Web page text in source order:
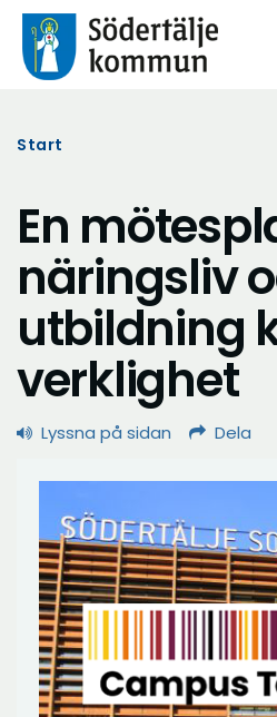
Start
En
näringsliv
utbildning
verklighet
Lyssna på sidan Dela